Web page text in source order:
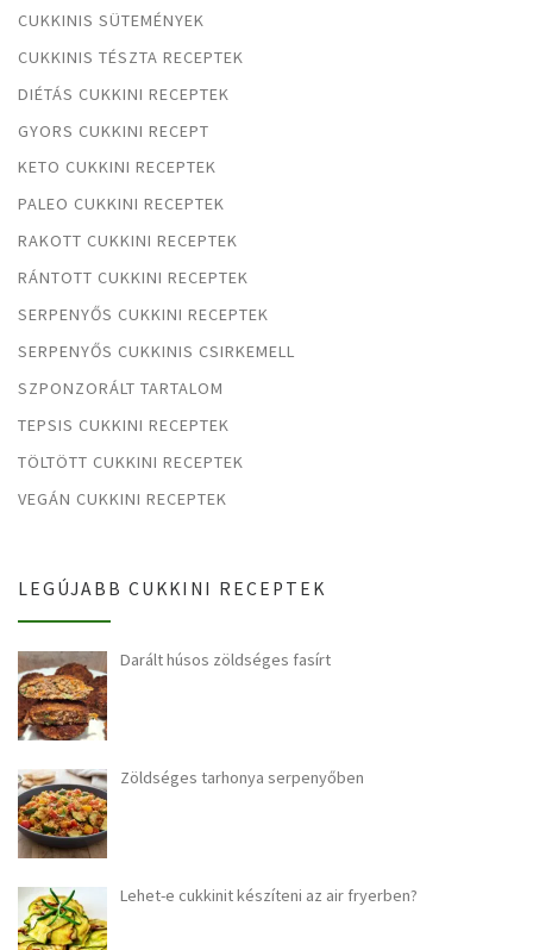
CUKKINIS SÜTEMÉNYEK
CUKKINIS TÉSZTA RECEPTEK
DIÉTÁS CUKKINI RECEPTEK
GYORS CUKKINI RECEPT
KETO CUKKINI RECEPTEK
PALEO CUKKINI RECEPTEK
RAKOTT CUKKINI RECEPTEK
RÁNTOTT CUKKINI RECEPTEK
SERPENYŐS CUKKINI RECEPTEK
SERPENYŐS CUKKINIS CSIRKEMELL
SZPONZORÁLT TARTALOM
TEPSIS CUKKINI RECEPTEK
TÖLTÖTT CUKKINI RECEPTEK
VEGÁN CUKKINI RECEPTEK
LEGÚJABB CUKKINI RECEPTEK
Darált húsos zöldséges fasírt
Zöldséges tarhonya serpenyőben
Lehet-e cukkinit készíteni az air fryerben?